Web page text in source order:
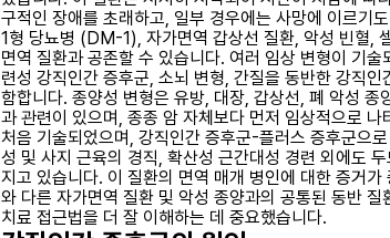
구적인 장애를 초래하고, 일부 경우에는 사망에 이르기
1형 당뇨병 (DM-1), 자가면역 갑상선 질환, 악성 빈혈,
면역 질환과 공존할 수 있습니다. 여러 임상 변형이 기
련성 강직인간 증후군, 소뇌 변형, 간질을 동반한 강직
함합니다. 종양성 변형은 유방, 대장, 갑상선, 폐 악성 종
과 관련이 있으며, 종종 암 자체보다 먼저 임상적으로
처음 기술되었으며, 강직인간 증후군-플러스 증후군으
성 및 사지 근육의 경직, 확산성 근간대성 경련 외에도
지고 있습니다. 이 질환의 면역 매개 병인에 대한 증거가
와 다른 자가면역 질환 및 악성 종양과의 공통된 동반 질
치료 접근법을 더 잘 이해하는 데 중요했습니다.